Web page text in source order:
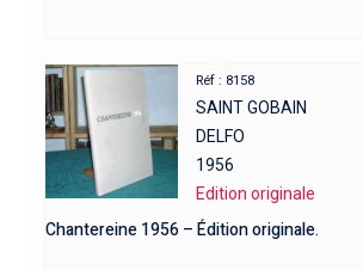
Réf : 8158
SAINT GOBAIN
DELFO
1956
Edition originale
Chantereine 1956 – Édition originale.